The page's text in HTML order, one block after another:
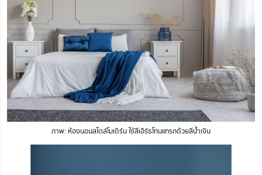
ภาพ: ห้องนอนสไตล์โมเดิร์น ใช้สีเอิร์ธโทนแทรกด้วยสีน้ำเงิน